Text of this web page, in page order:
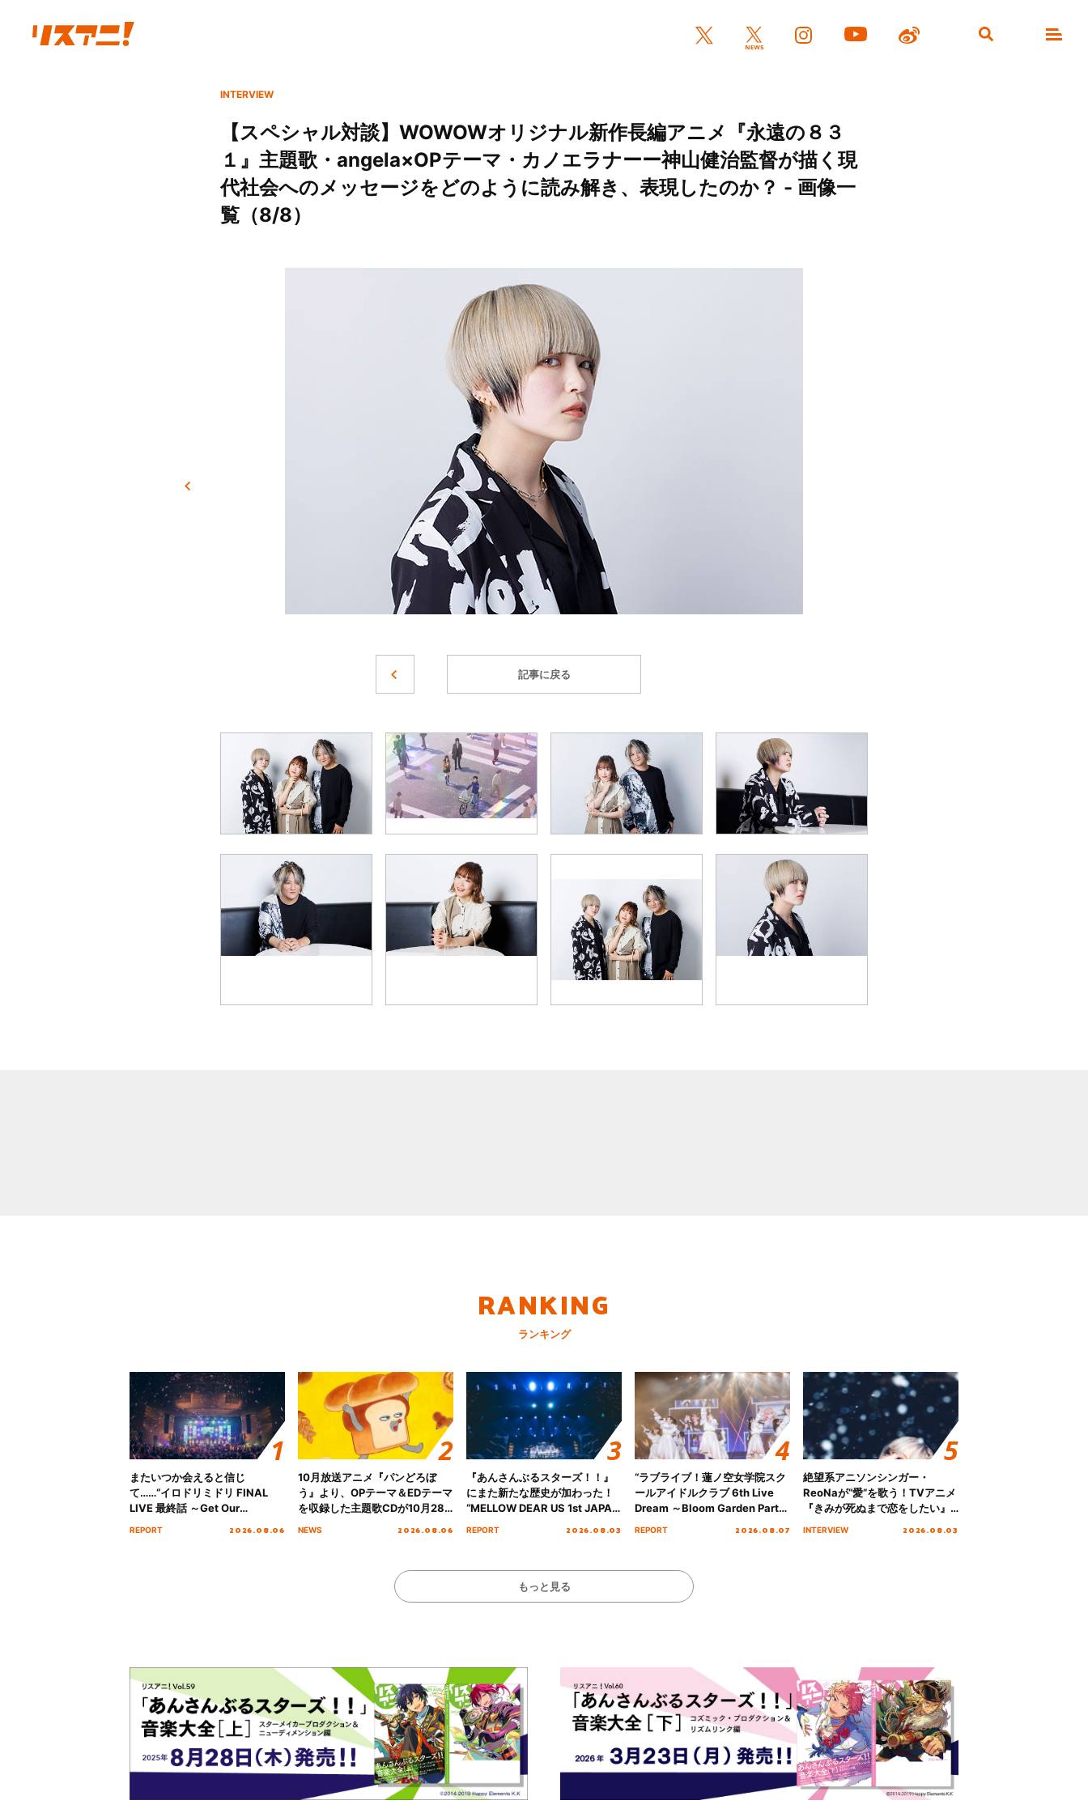
INTERVIEW
【スペシャル対談】WOWOWオリジナル新作長編アニメ『永遠の８３
１』主題歌・angela×OPテーマ・カノエラナーー神山健治監督が描く現
代社会へのメッセージをどのように読み解き、表現したのか？ - 画像一
覧（8/8）
記事に戻る
RANKING
ランキング
またいつか会えると信じ
て……“イロドリミドリ FINAL
LIVE 最終話 ～Get Our
MIRAI!!!!!!!!!!!!!!～”10年の活動
REPORT 2026.08.06
10月放送アニメ『パンどろぼ
う』より、OPテーマ＆EDテーマ
を収録した主題歌CDが10月28
日にリリース決定！
NEWS 2026.08.06
『あんさんぶるスターズ！！』
にまた新たな歴史が加わった！
“MELLOW DEAR US 1st JAPAN
Tour Final「NICE to meet YOU
REPORT 2026.08.03
“ラブライブ！蓮ノ空女学院スク
ールアイドルクラブ 6th Live
Dream ～Bloom Garden Party
～ ＜Bloom Garden Party
REPORT 2026.08.07
絶望系アニソンシンガー・
ReoNaが“愛”を歌う！TVアニメ
『きみが死ぬまで恋をしたい』
オープニング主題歌「Amore」
INTERVIEW 2026.08.03
もっと見る